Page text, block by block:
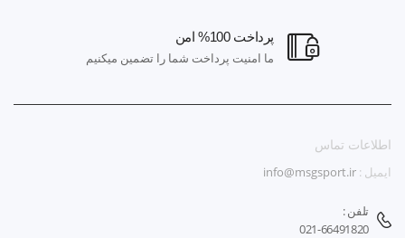
پرداخت 100% امن
ما امنیت پرداخت شما را تضمین میکنیم
اطلاعات تماس
ایمیل : info@msgsport.ir
تلفن :
021-66491820